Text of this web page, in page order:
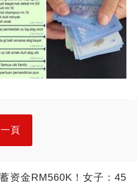
頁
资金RM560K！女子：45